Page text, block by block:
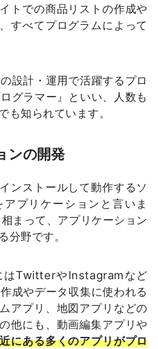
トでの商品リストの作成や
すべてプログラムによって
設計・運用で活躍するプロ
グラマー』といい、人数も
も知られています。
ンの開発
ンストールして動作するソ
プリケーションと言いま
まって、アプリケーション
分野です。
はTwitterやInstagramなど
成やデータ収集に使われる
アプリ、地図アプリなどの
他にも、動画編集アプリや
にある多くのアプリがプロ